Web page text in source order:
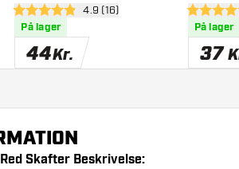
åbn anmeldelsespanel
4.9 bedømmelsesstjerner
4.9 (16)
På lager
44Kr.
5
På lager
37
Skafter Beskrivelse: